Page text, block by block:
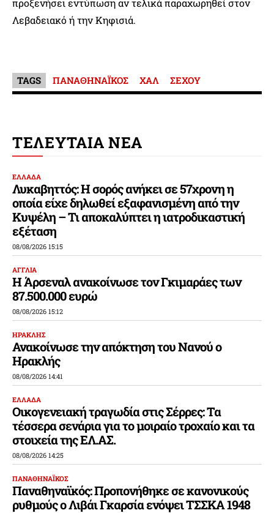
προξενήσει εντύπωση αν τελικά παραχωρηθεί στον
Λεβαδειακό ή την Κηφισιά.
TAGS ΠΑΝΑΘΗΝΑΪΚΟΣ ΧΑΛ ΣΕΧΟΥ
ΤΕΛΕΥΤΑΙΑ ΝΕΑ
ΕΛΛΑΔΑ
Λυκαβηττός: Η σορός ανήκει σε 57χρονη η
οποία είχε δηλωθεί εξαφανισμένη από την
Κυψέλη – Τι αποκαλύπτει η ιατροδικαστική
εξέταση
08/08/2026 15:15
ΑΓΓΛΙΑ
Η Άρσεναλ ανακοίνωσε τον Γκιμαράες των
87.500.000 ευρώ
08/08/2026 15:12
ΗΡΑΚΛΗΣ
Ανακοίνωσε την απόκτηση του Νανού ο
Ηρακλής
08/08/2026 14:41
ΕΛΛΑΔΑ
Οικογενειακή τραγωδία στις Σέρρες: Τα
τέσσερα σενάρια για το μοιραίο τροχαίο και τα
στοιχεία της ΕΛ.ΑΣ.
08/08/2026 14:25
ΠΑΝΑΘΗΝΑΪΚΟΣ
Παναθηναϊκός: Προπονήθηκε σε κανονικούς
ρυθμούς ο Λιβάι Γκαρσία ενόψει ΤΣΣΚΑ 1948